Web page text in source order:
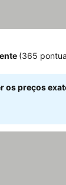
(365
os preços